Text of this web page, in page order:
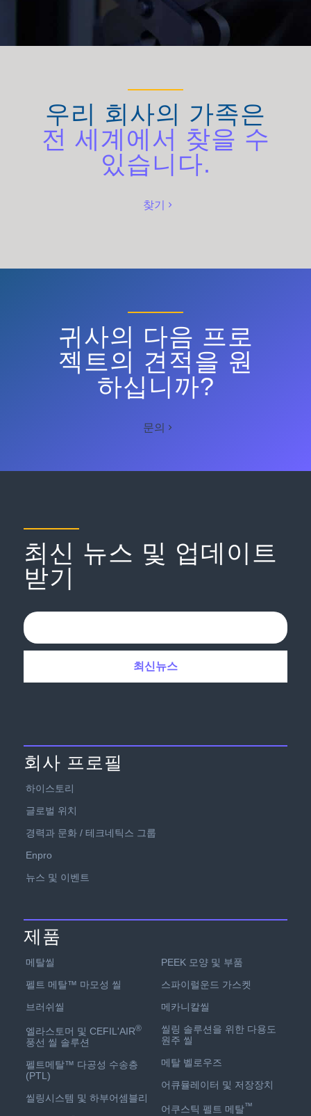
우리 회사의 가족은
전 세계에서 찾을 수
있습니다.
찾기
귀사의 다음 프로
젝트의 견적을 원
하십니까?
문의
최신 뉴스 및 업데이트
받기
회사 프로필
하이스토리
글로벌 위치
경력과 문화 / 테크네틱스 그룹
Enpro
뉴스 및 이벤트
제품
메탈씰
펠트 메탈™ 마모성 씰
브러쉬씰
엘라스토머 및 CEFIL'AIR®
풍선 씰 솔루션
펠트메탈™ 다공성 수송층
(PTL)
씰링시스템 및 하부어셈블리
PEEK 모양 및 부품
스파이럴운드 가스켓
메카니칼씰
씰링 솔루션을 위한 다용도
원주 씰
메탈 벨로우즈
어큐뮬레이터 및 저장장치
어쿠스틱 펠트 메탈™